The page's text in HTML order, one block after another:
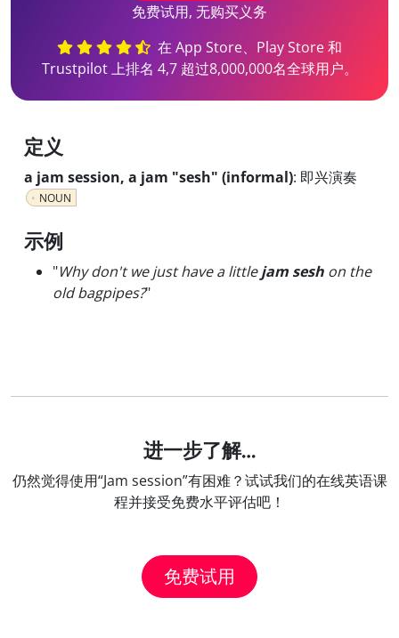
免费试用, 无购买义务
在 App Store、Play Store 和
Trustpilot 上排名 4,7 超过8,000,000名全球用户。
定义
a jam session, a jam "sesh" (informal): 即兴演奏
NOUN
示例
"Why don't we just have a littlejam sesh on the
old bagpipes?"
进一步了解…
仍然觉得使用“Jam session”有困难？试试我们的在线英语课
程并接受免费水平评估吧！
免费试用